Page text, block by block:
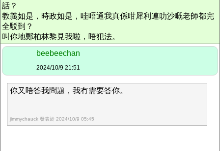
話？
教義如是，時政如是，哇唔通我真係咁犀利連叻沙嘅老師都完
全駁到？
叫你地鄭柏林黎見我啦，唔犯法。
beebeechan
2024/10/9 21:51
你又唔答我問題，我冇需要答你。
jimmychauck 發表於 2024/10/9 05:45